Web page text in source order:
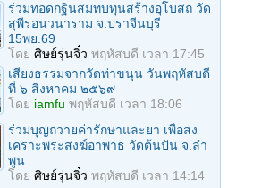
ร่วมทอดกฐินสมทบทุนสร้างอุโบสถ วัด
สุพีรอนวนาราม จ.ปราจีนบุรี
15พย.69
โดย ศิษย์รุ่นจิ๋ว พฤหัสบดี เวลา 17:45
เสียงธรรมจากวัดท่าขนุน วันพฤหัสบดี
ที่ ๖ สิงหาคม ๒๕๖๙
โดย iamfu พฤหัสบดี เวลา 18:06
ร่วมบุญถวายค่ารักษาและยา เพื่อสง
เคราะพระสงฆ์อาพาธ วัดต้นปัน จ.ลํา
พูน
โดย ศิษย์รุ่นจิ๋ว พฤหัสบดี เวลา 14:14